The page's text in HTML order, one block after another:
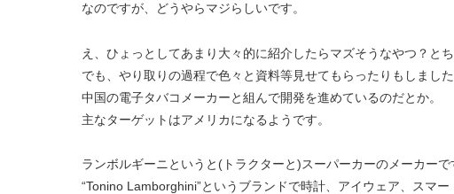
なのですが、どうやらマジらしいです。
え、ひょっとしてあまり大々的に紹介したらマズそうなやつ？と
でも、やり取りの過程で色々と資料等見せてもらったりもしました
中国の電子タバコメーカーと組んで開発を進めているのだとか。
主なターゲットはアメリカになるようです。
ランボルギーニというと(トラクターと)スーパーカーのメーカーで
“Tonino Lamborghini”というブランドで時計、アイウェア、スマ